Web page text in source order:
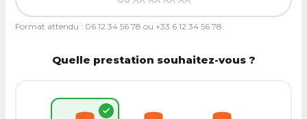
Format attendu : 06 12 34 56 78 ou +33 6 12 34 56 78
Quelle prestation souhaitez-vous ?